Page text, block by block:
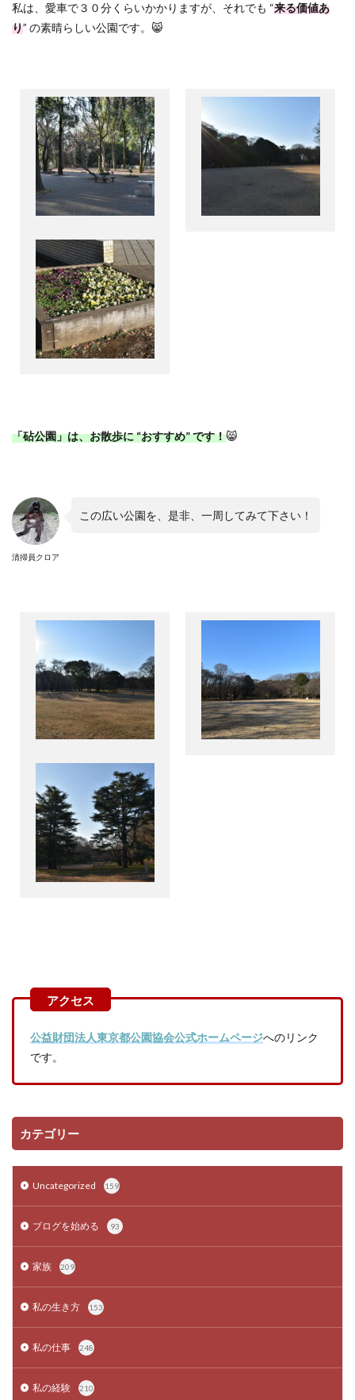
私は、愛車で３０分くらいかかりますが、それでも “来る価値あ
り” の素晴らしい公園です。 😸
「砧公園」は、お散歩に“おすすめ”です！😸
清掃員クロア
この広い公園を、是非、一周してみて下さい！
公益財団法人東京都公園協会公式ホームページへのリンク
です。
カテゴリー
Uncategorized 159
ブログを始める 93
家族 209
私の生き方 153
私の仕事 248
私の経験 210